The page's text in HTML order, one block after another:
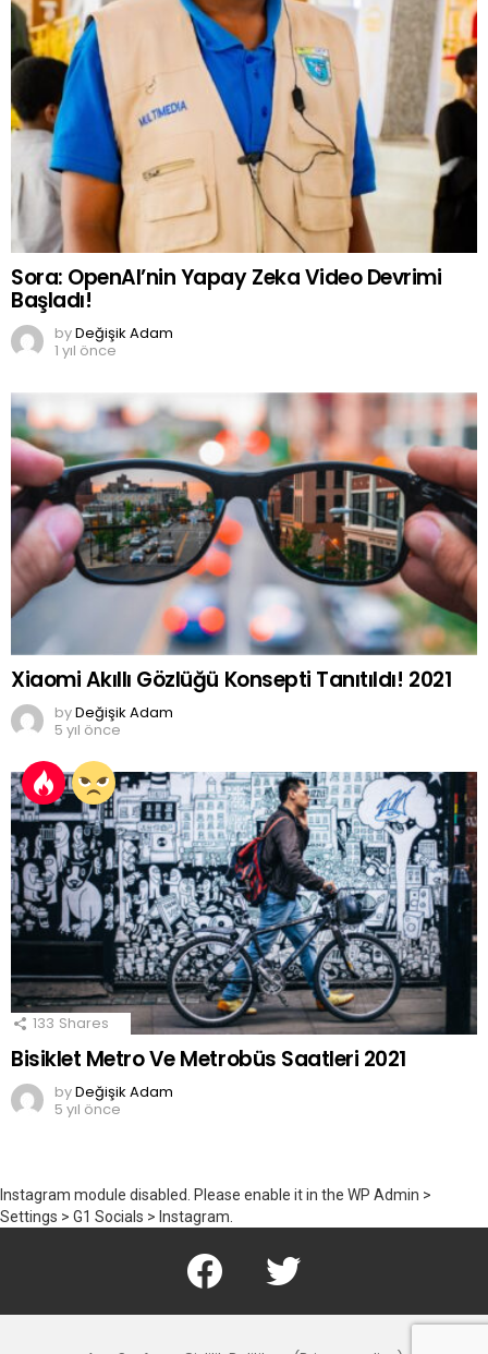
Sora: OpenAI’nin Yapay Zeka Video Devrimi
Başladı!
byDeğişik Adam
1 yıl önce
Xiaomi Akıllı Gözlüğü Konsepti Tanıtıldı! 2021
byDeğişik Adam
5 yıl önce
133 Shares
Bisiklet Metro Ve Metrobüs Saatleri 2021
byDeğişik Adam
5 yıl önce
Instagram module disabled. Please enable it in the WP Admin >
Settings > G1 Socials > Instagram.
Facebook Twitter